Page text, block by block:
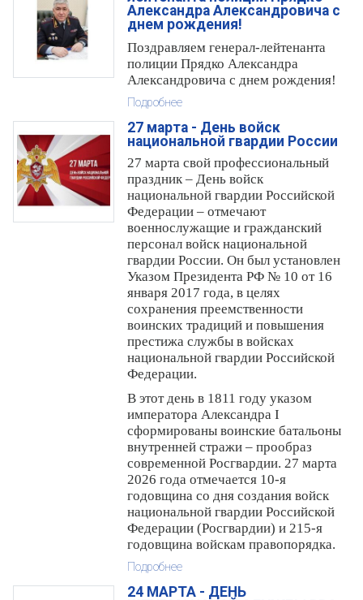
Александра Александровича с
днем рождения!
Поздравляем генерал-лейтенанта
полиции Прядко Александра
Александровича с днем рождения!
Подробнее
27 марта - День войск
национальной гвардии России
27 марта свой профессиональный
праздник – День войск
национальной гвардии Российской
Федерации – отмечают
военнослужащие и гражданский
персонал войск национальной
гвардии России. Он был установлен
Указом Президента РФ № 10 от 16
января 2017 года, в целях
сохранения преемственности
воинских традиций и повышения
престижа службы в войсках
национальной гвардии Российской
Федерации.
В этот день в 1811 году указом
императора Александра I
сформированы воинские батальоны
внутренней стражи – прообраз
современной Росгвардии. 27 марта
2026 года отмечается 10-я
годовщина со дня создания войск
национальной гвардии Российской
Федерации (Росгвардии) и 215-я
годовщина войскам правопорядка.
Подробнее
24 МАРТА - ДЕНЬ